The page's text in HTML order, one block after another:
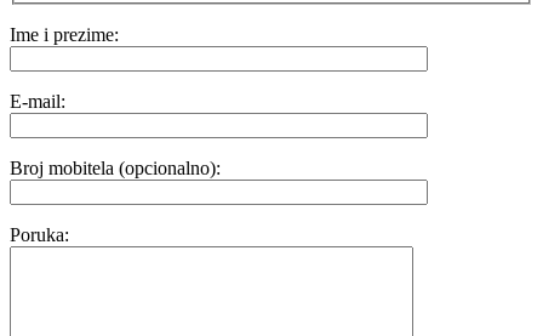
Ime i prezime:
E-mail:
Broj mobitela (opcionalno):
Poruka: